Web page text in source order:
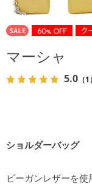
マーシャ
5.0 （1）
ショルダーバッグ
ビーガンレザーを